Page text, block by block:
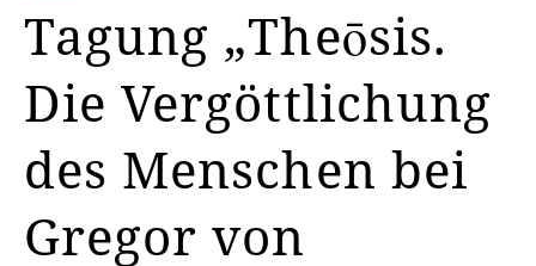
Tagung „Theōsis.
Die Vergöttlichung
des Menschen bei
Gregor von